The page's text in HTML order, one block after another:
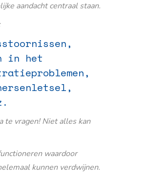
aandacht centraal staan.
in het
te vragen! Niet alles kan
waardoor
kunnen verdwijnen.